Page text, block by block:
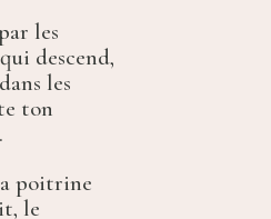
les
descend,
les
ton
poitrine
le